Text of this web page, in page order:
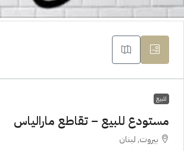
للبيع
مستودع للبيع – تقاطع مارالياس
بيروت, لبنان